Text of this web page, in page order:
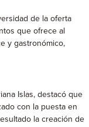
de la oferta
que ofrece al
y gastronómico,
Islas, destacó que
con la puesta en
la creación de